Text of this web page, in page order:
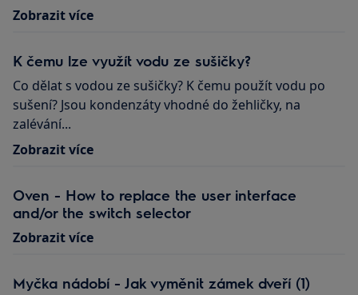
Zobrazit více
K čemu lze využít vodu ze sušičky?
Co dělat s vodou ze sušičky? K čemu použít vodu po
sušení? Jsou kondenzáty vhodné do žehličky, na
zalévání...
Zobrazit více
Oven - How to replace the user interface
and/or the switch selector
Zobrazit více
Myčka nádobí - Jak vyměnit zámek dveří (1)